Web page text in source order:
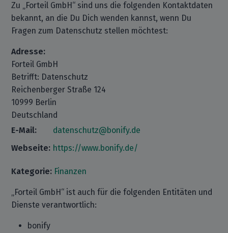
Zu „Forteil GmbH“ sind uns die folgenden Kontaktdaten
bekannt, an die Du Dich wenden kannst, wenn Du
Fragen zum Datenschutz stellen möchtest:
Adresse:
Forteil GmbH
Betrifft: Datenschutz
Reichenberger Straße 124
10999 Berlin
Deutschland
E-Mail:
datenschutz@bonify.de
Webseite: https://www.bonify.de/
Kategorie: Finanzen
„Forteil GmbH“ ist auch für die folgenden Entitäten und
Dienste verantwortlich:
bonify